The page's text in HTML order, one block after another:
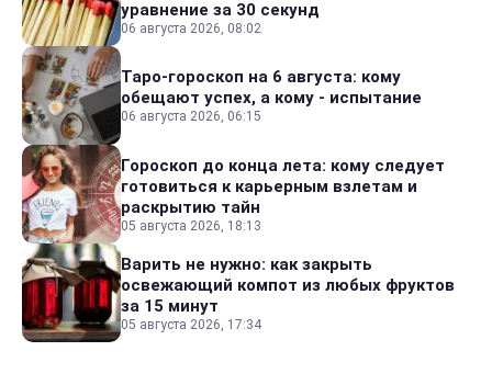
уравнение за 30 секунд
06 августа 2026, 08:02
Таро-гороскоп на 6 августа: кому
обещают успех, а кому - испытание
06 августа 2026, 06:15
Гороскоп до конца лета: кому следует
готовиться к карьерным взлетам и
раскрытию тайн
05 августа 2026, 18:13
Варить не нужно: как закрыть
освежающий компот из любых фруктов
за 15 минут
05 августа 2026, 17:34